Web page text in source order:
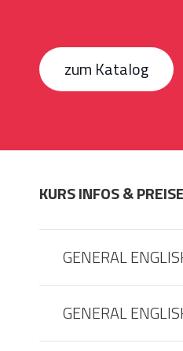
zum Katalog
KURS INFOS & PREISE
GENERAL
GENERAL